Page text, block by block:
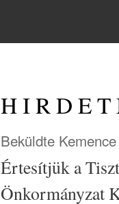
H I R D E
Beküldte
Értesítjük a
Önkormányzat